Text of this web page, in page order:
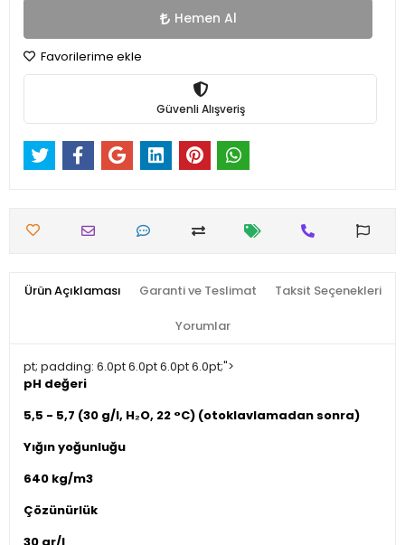
Hemen Al
Favorilerime ekle
Güvenli Alışveriş
Ürün Açıklaması Garanti ve Teslimat Taksit Seçenekleri
Yorumlar
pt; padding: 6.0pt 6.0pt 6.0pt 6.0pt;">
pH değeri
5,5 - 5,7 (30 g/l, H₂O, 22 °C) (otoklavlamadan sonra)
Yığın yoğunluğu
640 kg/m3
Çözünürlük